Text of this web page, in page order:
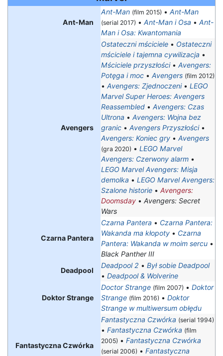
Ant-Man
Ant-Man (film 2015) • Ant-Man
(serial 2017) • Ant-Man i Osa • Ant-
Man i Osa: Kwantomania
Avengers
Ostateczni mściciele • Ostateczni
mściciele i tajemna cywilizacja •
Mściciele przyszłości• Avengers:
Potęga i moc • Avengers (film 2012)
• Avengers: Zjednoczeni• LEGO
Marvel Super Heroes: Avengers
Reassembled • Avengers: Czas
Ultrona • Avengers: Wojna bez
granic • Avengers Przyszłości•
Avengers: Koniec gry • Avengers
(gra 2020) • LEGO Marvel
Avengers: Czerwony alarm •
LEGO Marvel Avengers: Misja
demolka • LEGO Marvel Avengers:
Szalone historie • Avengers:
Doomsday • Avengers: Secret
Wars
Czarna Pantera
Czarna Pantera • Czarna Pantera:
Wakanda ma kłopoty • Czarna
Pantera: Wakanda w moim sercu •
Black Panther III
Deadpool
Deadpool 2 • Był sobie Deadpool
• Deadpool & Wolverine
Doktor Strange
Doctor Strange (film 2007) • Doktor
Strange (film 2016) • Doktor
Strange w multiwersum obłędu
Fantastyczna Czwórka
Fantastyczna Czwórka (serial 1994)
• Fantastyczna Czwórka (film
2005) • Fantastyczna Czwórka
(serial 2006) • Fantastyczna